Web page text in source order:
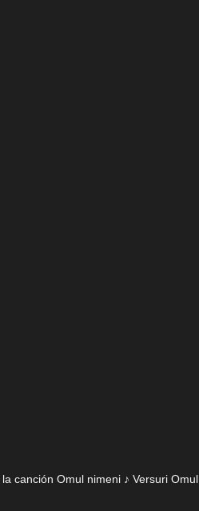
canción Omul nimeni ♪ Versuri Omul